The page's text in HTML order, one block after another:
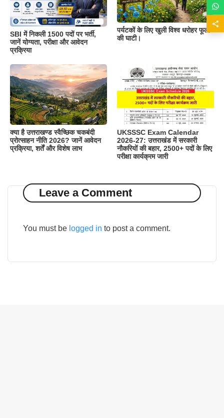
SBI में निकली 1500 पदों पर भर्ती,
जानें योग्यता, परीक्षा और आवेदन
प्रक्रिया
पर्यटकों के लिए खुली विश्व धरोहर फूलों
की घाटी।
क्या है उत्तराखण्ड स्वैच्छिक चकबंदी
प्रोत्साहन नीति 2026? जानें आवेदन
प्रक्रिया, शर्तें और विशेष लाभ
UKSSSC Exam Calendar
2026-27: उत्तराखंड में सरकारी
नौकरियों की बहार, 2500+ पदों के लिए
परीक्षा कार्यक्रम जारी
Leave a Comment
You must be logged in to post a comment.